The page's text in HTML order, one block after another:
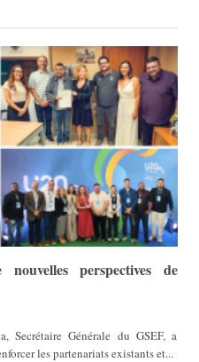
perspectives de
Secrétaire Générale du GSEF, a
les partenariats existants et...